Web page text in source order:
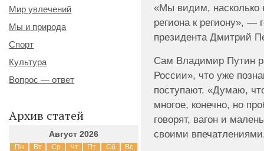
«Мы видим, насколько
региона к региону», —
президента Дмитрий
Сам Владимир Путин
России», что уже
поступают. «Думаю,
многое, конечно, но
говорят, вагон и
своими
Мир увлечений
Мы и природа
Спорт
Культура
Вопрос — ответ
Архив статей
Август 2026
Пн Вт Ср Чт Пт Сб Вс